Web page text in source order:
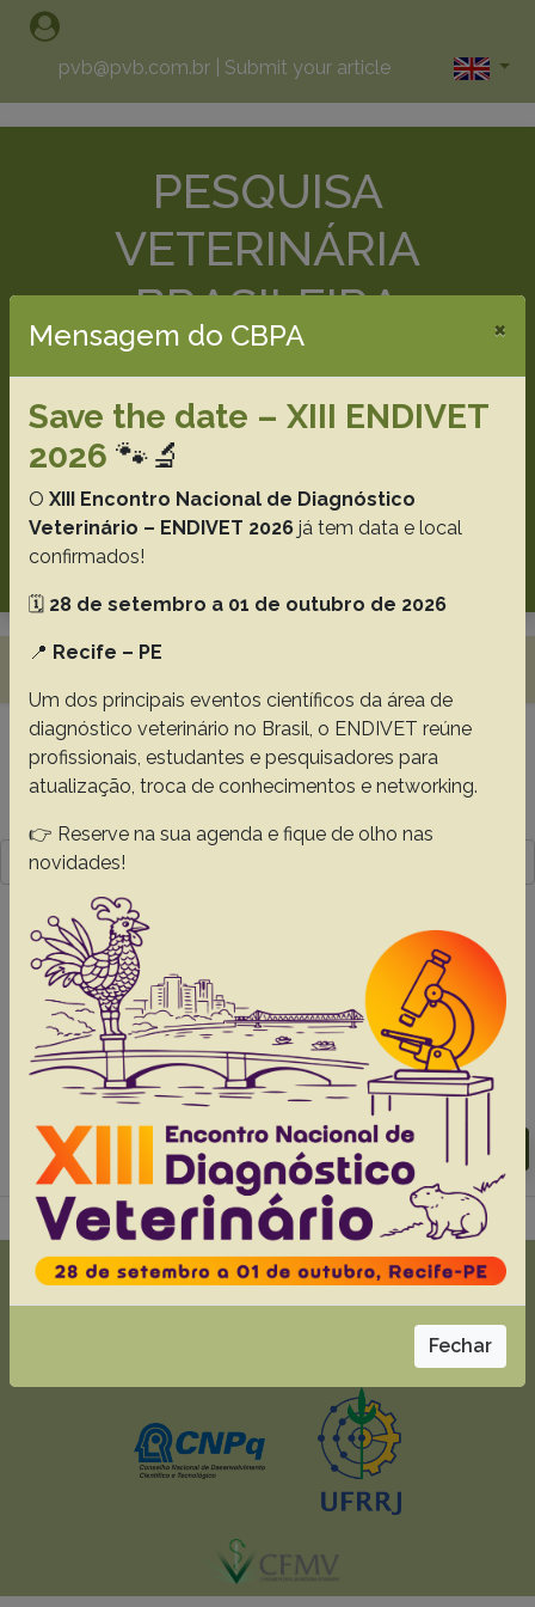
pvb@pvb.com.br Submit your article
PESQUISA
VETERINÁRIA
BRASILEIRA
Brazilian Journal of Veterinary
Research
Printed Version ISSN 0100-736X
Toggle navigation
Resultado da pesquisa (1)
Termo utilizado na pesquisa
#1 - Dioctophyma renale in 28 dogs:
clinicpathological and ultrasonographic
findings, 35(11):899-905
Silveira C.S. Diefenbach A. Mistieri M.L
Machado R.L.
Anjos B.L.
English Portuguese
Go to 35(11), 2015
Download article |
Mensagem do CBPA ×
Save the date – XIII ENDIVET
2026 🐾🔬
O XIII Encontro Nacional de Diagnóstico
Veterinário – ENDIVET 2026 já tem data e local
confirmados!
🗓️ 28 de setembro a 01 de outubro de 2026
📍 Recife – PE
Um dos principais eventos científicos da área de
diagnóstico veterinário no Brasil, o ENDIVET reúne
profissionais, estudantes e pesquisadores para
atualização, troca de conhecimentos e networking.
👉 Reserve na sua agenda e fique de olho nas
novidades!
Fechar